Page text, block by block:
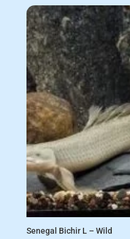
Senegal Bichir L – Wild